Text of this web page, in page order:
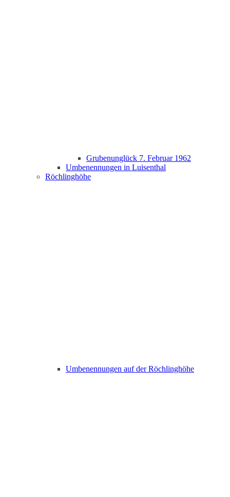
Grubenunglück 7. Februar 1962
Umbenennungen in Luisenthal
Röchlinghöhe
Umbenennungen auf der Röchlinghöhe